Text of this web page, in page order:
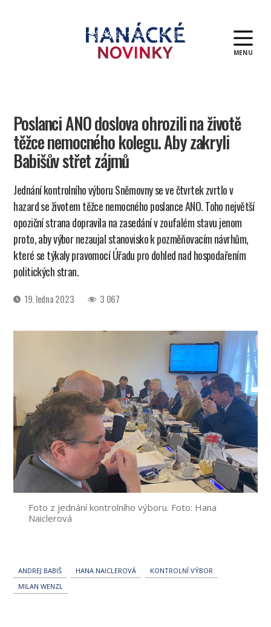
MENU
Poslanci ANO doslova ohrozili na životě
těžce nemocného kolegu. Aby zakryli
Babišův střet zájmů
Jednání kontrolního výboru Sněmovny se ve čtvrtek zvrtlo v
hazard se životem těžce nemocného poslance ANO. Toho největší
opoziční strana dopravila na zasedání v zoufalém stavu jenom
proto, aby výbor nezaujal stanovisko k pozměňovacím návrhům,
které se týkaly pravomocí Úřadu pro dohled nad hospodařením
politických stran.
Datum19. ledna 2023 3 067
Foto z jednání kontrolního výboru. Foto: Hana
Naiclerová
ANDREJ BABIŠ HANA NAICLEROVÁ
KONTROLNÍ VÝBOR
MILAN WENZL